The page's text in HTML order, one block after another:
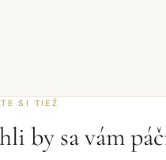
SI TIEŽ
by sa vám